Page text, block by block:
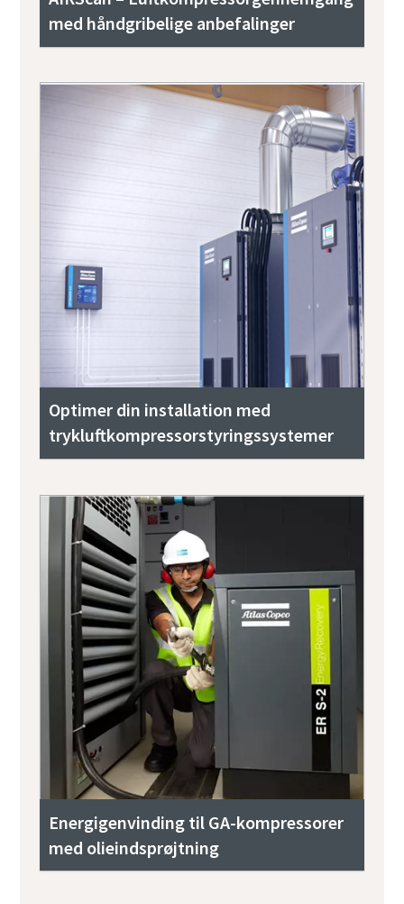
med håndgribelige anbefalinger
Optimer din installation med
trykluftkompressorstyringssystemer
Energigenvinding til GA-kompressorer
med olieindsprøjtning